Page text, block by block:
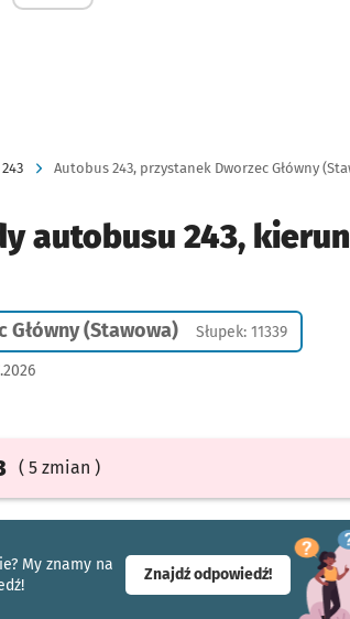
Autobus 243, przystanek Dworzec Główny
autobusu 243,
Główny (Stawowa) Słupek: 11339
( 5 zmian )
My znamy na
Znajdź odpowiedź!- otworzy